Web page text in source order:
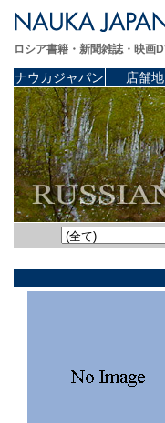
ロシア書籍・新聞雑誌・映
ナウカジャパン 店舗